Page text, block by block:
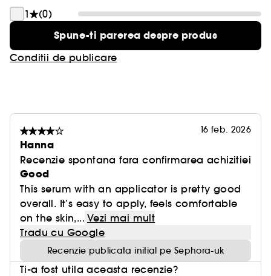
1 (0)
Spune-ti parerea despre produs
Conditii de publicare
16 feb. 2026
Hanna
Recenzie spontana fara confirmarea achizitiei
Good
This serum with an applicator is pretty good
overall. It’s easy to apply, feels comfortable
on the skin,... Vezi mai mult
Tradu cu Google
Recenzie publicata initial pe Sephora-uk
Ti-a fost utila aceasta recenzie?